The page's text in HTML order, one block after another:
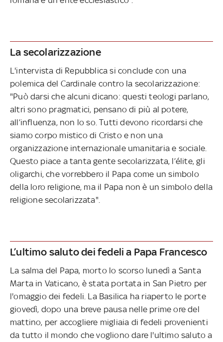
La secolarizzazione
L'intervista di Repubblica si conclude con una
polemica del Cardinale contro la secolarizzazione:
"Può darsi che alcuni dicano: questi teologi parlano,
altri sono pragmatici, pensano di più al potere,
all’influenza, non lo so. Tutti devono ricordarsi che
siamo corpo mistico di Cristo e non una
organizzazione internazionale umanitaria e sociale.
Questo piace a tanta gente secolarizzata, l’élite, gli
oligarchi, che vorrebbero il Papa come un simbolo
della loro religione, ma il Papa non è un simbolo della
religione secolarizzata".
L’ultimo saluto dei fedeli a Papa Francesco
La salma del Papa, morto lo scorso lunedì a Santa
Marta in Vaticano, è stata portata in San Pietro per
l'omaggio dei fedeli. La Basilica ha riaperto le porte
giovedì, dopo una breve pausa nelle prime ore del
mattino, per accogliere migliaia di fedeli provenienti
da tutto il mondo che vogliono dare l'ultimo saluto a